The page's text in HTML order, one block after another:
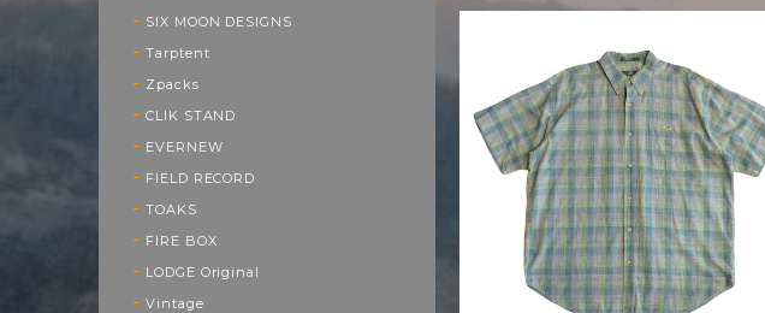
SIX MOON DESIGNS
Tarptent
Zpacks
CLIK STAND
EVERNEW
FIELD RECORD
TOAKS
FIRE BOX
LODGE Original
Vintage